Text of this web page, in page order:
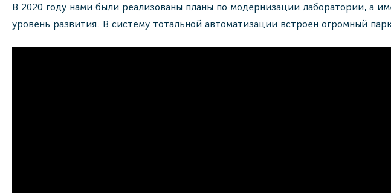
В 2020 году нами были реализованы планы по модернизации лаборатории, а
уровень развития. В систему тотальной автоматизации встроен огромный